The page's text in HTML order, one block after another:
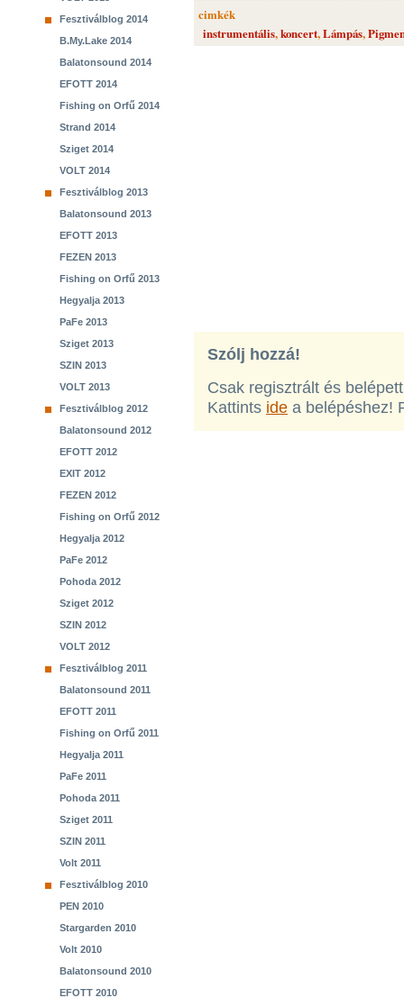
Fesztiválblog 2014
B.My.Lake 2014
Balatonsound 2014
EFOTT 2014
Fishing on Orfű 2014
Strand 2014
Sziget 2014
VOLT 2014
Fesztiválblog 2013
Balatonsound 2013
EFOTT 2013
FEZEN 2013
Fishing on Orfű 2013
Hegyalja 2013
PaFe 2013
Sziget 2013
SZIN 2013
VOLT 2013
Fesztiválblog 2012
Balatonsound 2012
EFOTT 2012
EXIT 2012
FEZEN 2012
Fishing on Orfű 2012
Hegyalja 2012
PaFe 2012
Pohoda 2012
Sziget 2012
SZIN 2012
VOLT 2012
Fesztiválblog 2011
Balatonsound 2011
EFOTT 2011
Fishing on Orfű 2011
Hegyalja 2011
PaFe 2011
Pohoda 2011
Sziget 2011
SZIN 2011
Volt 2011
Fesztiválblog 2010
PEN 2010
Stargarden 2010
Volt 2010
Balatonsound 2010
EFOTT 2010
cimkék
instrumentális,koncert,Lámpás,
Szólj hozzá!
Csak regisztrált és
Kattints ide a belépéshez!